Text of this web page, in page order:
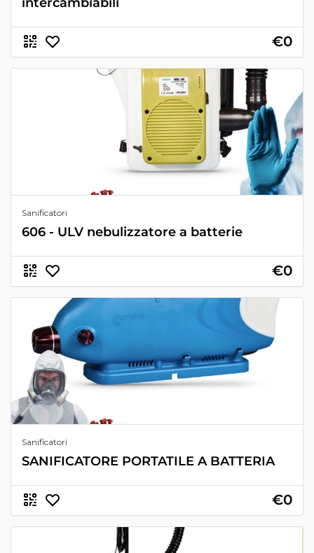
€0
Sanificatori
606 - ULV nebulizzatore a batterie
€0
Sanificatori
SANIFICATORE PORTATILE A BATTERIA
€0